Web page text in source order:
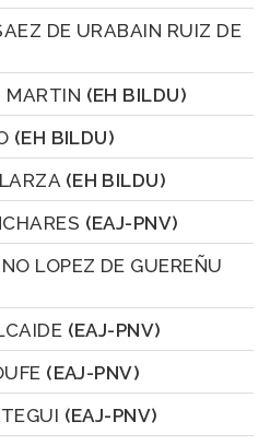
DE URABAIN RUIZ DE
MARTIN (EH BILDU)
(EH BILDU)
(EH BILDU)
(EAJ-PNV)
LOPEZ DE GUEREÑU
(EAJ-PNV)
(EAJ-PNV)
(EAJ-PNV)